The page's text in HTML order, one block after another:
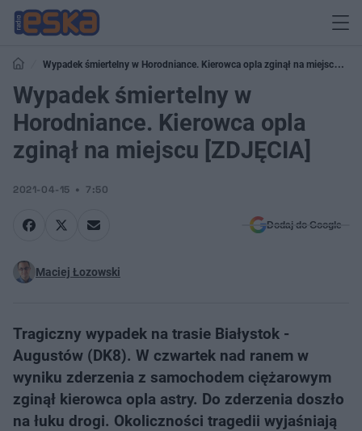
Wypadek śmiertelny w Horodniance. Kierowca opla zginął na miejscu
[ZDJĘCIA]
Wypadek śmiertelny w
Horodniance. Kierowca opla
zginął na miejscu [ZDJĘCIA]
2021-04-15 7:50
Dodaj do Google
Maciej Łozowski
Tragiczny wypadek na trasie Białystok -
Augustów (DK8). W czwartek nad ranem w
wyniku zderzenia z samochodem ciężarowym
zginął kierowca opla astry. Do zderzenia doszło
na łuku drogi. Okoliczności tragedii wyjaśniają